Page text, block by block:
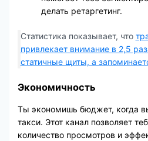
делать ретаргетинг.
Статистика показывает, что
привлекает внимание в 2,5
статичные щиты, а
Экономичность
Ты экономишь бюджет, когда
такси. Этот канал позволяет
количество просмотров и